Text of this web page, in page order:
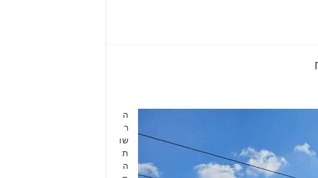
ה
ר
שו
ת
ה